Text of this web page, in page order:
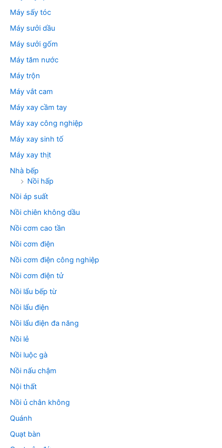
Máy sấy tóc
Máy sưởi dầu
Máy sưởi gốm
Máy tăm nước
Máy trộn
Máy vắt cam
Máy xay cầm tay
Máy xay công nghiệp
Máy xay sinh tố
Máy xay thịt
Nhà bếp
Nồi hấp
Nồi áp suất
Nồi chiên không dầu
Nồi cơm cao tần
Nồi cơm điện
Nồi cơm điện công nghiệp
Nồi cơm điện tử
Nồi lẩu bếp từ
Nồi lẩu điện
Nồi lẩu điện đa năng
Nồi lẻ
Nồi luộc gà
Nồi nấu chậm
Nội thất
Nồi ủ chân không
Quánh
Quạt bàn